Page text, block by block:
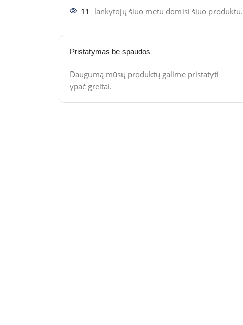
11 lankytojų šiuo metu domisi šiuo produktu.
Pristatymas be spaudos
Daugumą mūsų produktų galime pristatyti
ypač greitai.